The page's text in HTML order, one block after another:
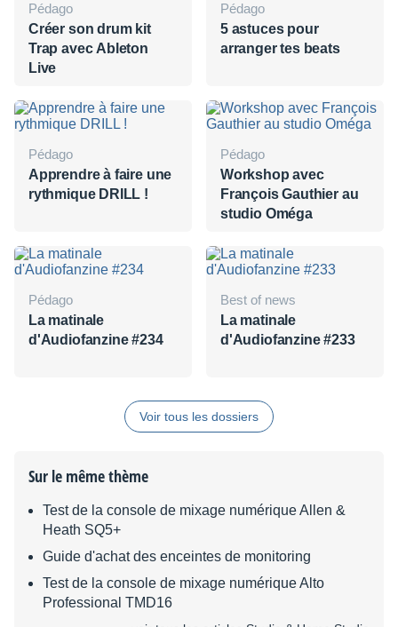
Pédago
Créer son drum kit
Trap avec Ableton
Live
Pédago
5 astuces pour
arranger tes beats
Pédago
Apprendre à faire une
rythmique DRILL !
Pédago
Workshop avec
François Gauthier au
studio Oméga
Pédago
La matinale
d'Audiofanzine #234
Best of news
La matinale
d'Audiofanzine #233
Voir tous les dossiers
Sur le même thème
Test de la console de mixage numérique Allen &
Heath SQ5+
Guide d'achat des enceintes de monitoring
Test de la console de mixage numérique Alto
Professional TMD16